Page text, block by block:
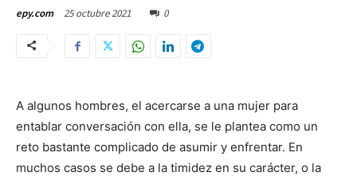
epy.com 25 octubre 2021 0
A algunos hombres, el acercarse a una mujer para
entablar conversación con ella, se le plantea como un
reto bastante complicado de asumir y enfrentar. En
muchos casos se debe a la timidez en su carácter, o la